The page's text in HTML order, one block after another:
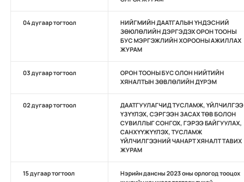
04 дугаар тогтоол
НИЙГМИЙН ДААТГАЛЫН ҮНДЭСНИЙ
ЗӨЮЛӨЛИЙН ДЭРГЭДЭХ ОРОН ТООНЫ
БУС МЭРГЭЖЛИЙН ХОРООНЫ АЖИЛЛАХ
ЖУРАМ
03 дугаар тогтоол
ОРОН ТООНЫ БУС ОЛОН НИЙТИЙН
ХЯНАЛТЫН ЗӨВЛӨЛИЙН ДҮРЭМ
02 дугаар тогтоол
ДААТГУУЛАГЧИД ТУСЛАМЖ, ҮЙЛЧИЛГЭЭ
ҮЗҮҮЛЭХ, СЭРГЭЭН ЗАСАХ ТӨВ БОЛОН
СУВИЛЛЫГ СОНГОХ, ГЭРЭЭ БАЙГУУЛАХ,
САНХҮҮЖҮҮЛЭХ, ТУСЛАМЖ
ҮЙЛЧИЛГЭЭНИЙ ЧАНАРТ ХЯНАЛТ ТАВИХ
ЖУРАМ
15 дугаар тогтоол
Нэрийн дансны 2023 оны орлогод тооцох